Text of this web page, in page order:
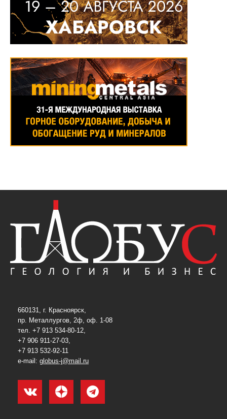
660131, г. Красноярск,
пр. Металлургов, 2ф, оф. 1-08
тел. +7 913 534-80-12,
+7 906 911-27-03,
+7 913 532-92-11
e-mail: globus-j@mail.ru